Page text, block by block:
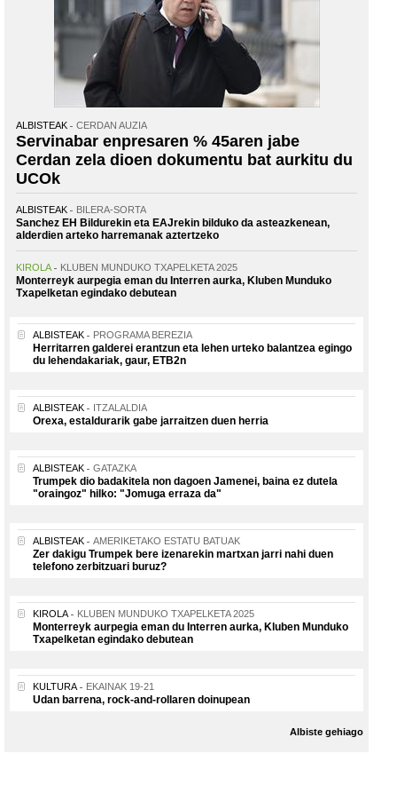
ALBISTEAK CERDAN AUZIA
Servinabar enpresaren % 45aren jabe
Cerdan zela dioen dokumentu bat aurkitu du
UCOk
ALBISTEAK BILERA-SORTA
Sanchez EH Bildurekin eta EAJrekin bilduko da asteazkenean,
alderdien arteko harremanak aztertzeko
KIROLA KLUBEN MUNDUKO TXAPELKETA 2025
Monterreyk aurpegia eman du Interren aurka, Kluben Munduko
Txapelketan egindako debutean
ALBISTEAK PROGRAMA BEREZIA
Herritarren galderei erantzun eta lehen urteko balantzea egingo
du lehendakariak, gaur, ETB2n
ALBISTEAK ITZALALDIA
Orexa, estaldurarik gabe jarraitzen duen herria
ALBISTEAK GATAZKA
Trumpek dio badakitela non dagoen Jamenei, baina ez dutela
"oraingoz" hilko: "Jomuga erraza da"
ALBISTEAK AMERIKETAKO ESTATU BATUAK
Zer dakigu Trumpek bere izenarekin martxan jarri nahi duen
telefono zerbitzuari buruz?
KIROLA KLUBEN MUNDUKO TXAPELKETA 2025
Monterreyk aurpegia eman du Interren aurka, Kluben Munduko
Txapelketan egindako debutean
KULTURA EKAINAK 19-21
Udan barrena, rock-and-rollaren doinupean
Albiste gehiago